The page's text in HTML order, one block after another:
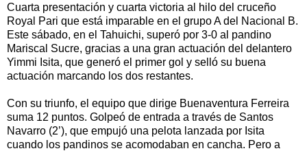
Cuarta presentación y cuarta victoria al hilo del cruceño
Royal Pari que está imparable en el grupo A del Nacional B.
Este sábado, en el Tahuichi, superó por 3-0 al pandino
Mariscal Sucre, gracias a una gran actuación del delantero
Yimmi Isita, que generó el primer gol y selló su buena
actuación marcando los dos restantes.
Con su triunfo, el equipo que dirige Buenaventura Ferreira
suma 12 puntos. Golpeó de entrada a través de Santos
Navarro (2’), que empujó una pelota lanzada por Isita
cuando los pandinos se acomodaban en cancha. Pero a